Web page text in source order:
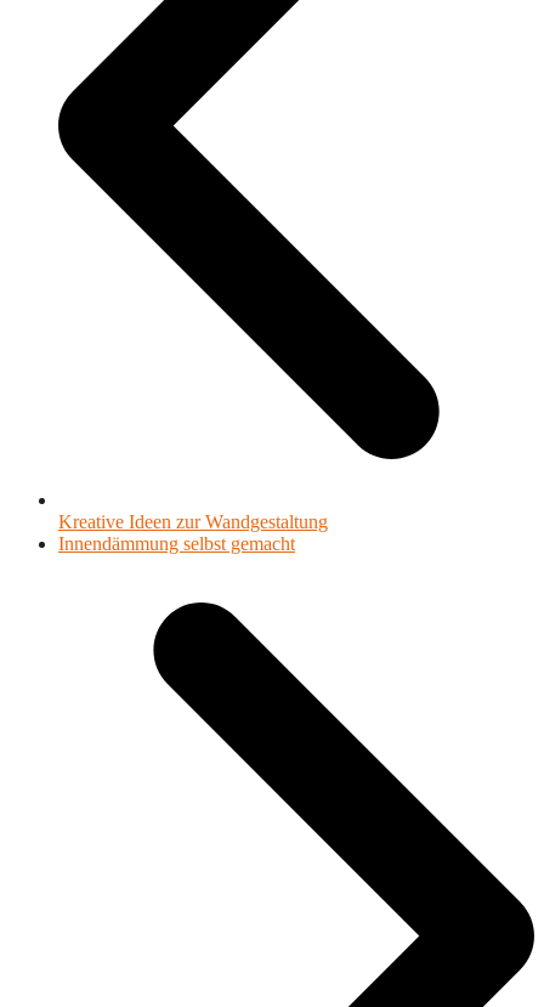
Kreative Ideen zur Wandgestaltung
Nächster
Innendämmung selbst gemacht